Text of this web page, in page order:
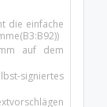
die einfache
auf dem
signiertes